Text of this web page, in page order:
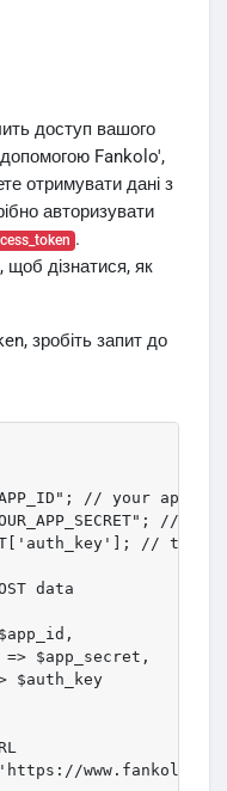
доступ вашого
допомогою Fankolo',
отримувати дані з
авторизувати
.
щоб дізнатися, як
зробіть запит до
// your app id
//
// the
data
$app_secret,
$auth_key